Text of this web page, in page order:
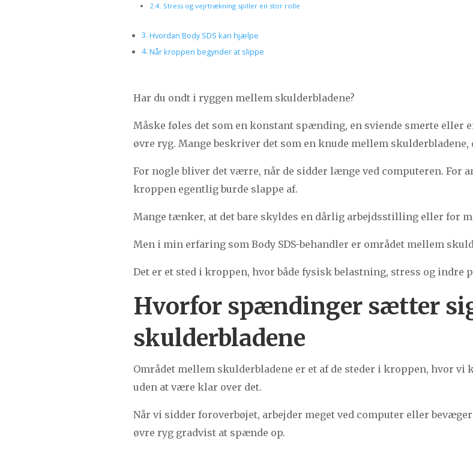
Stress og vejrtrækning spiller en stor rolle
Hvordan Body SDS kan hjælpe
Når kroppen begynder at slippe
Har du ondt i ryggen mellem skulderbladene?
Måske føles det som en konstant spænding, en sviende smerte eller
øvre ryg. Mange beskriver det som en knude mellem
For nogle bliver det værre, når de sidder længe ved computeren. For
kroppen egentlig burde slappe af.
Mange tænker, at det bare skyldes en dårlig arbejdsstilling eller for
Men i min erfaring som Body SDS-behandler er området mellem
Det er et sted i kroppen, hvor både fysisk belastning, stress og indre
Hvorfor spændinger sætter
skulderbladene
Området mellem skulderbladene er et af de steder i kroppen, hvor
uden at være klar over det.
Når vi sidder foroverbøjet, arbejder meget ved computer eller
øvre ryg gradvist at spænde op.